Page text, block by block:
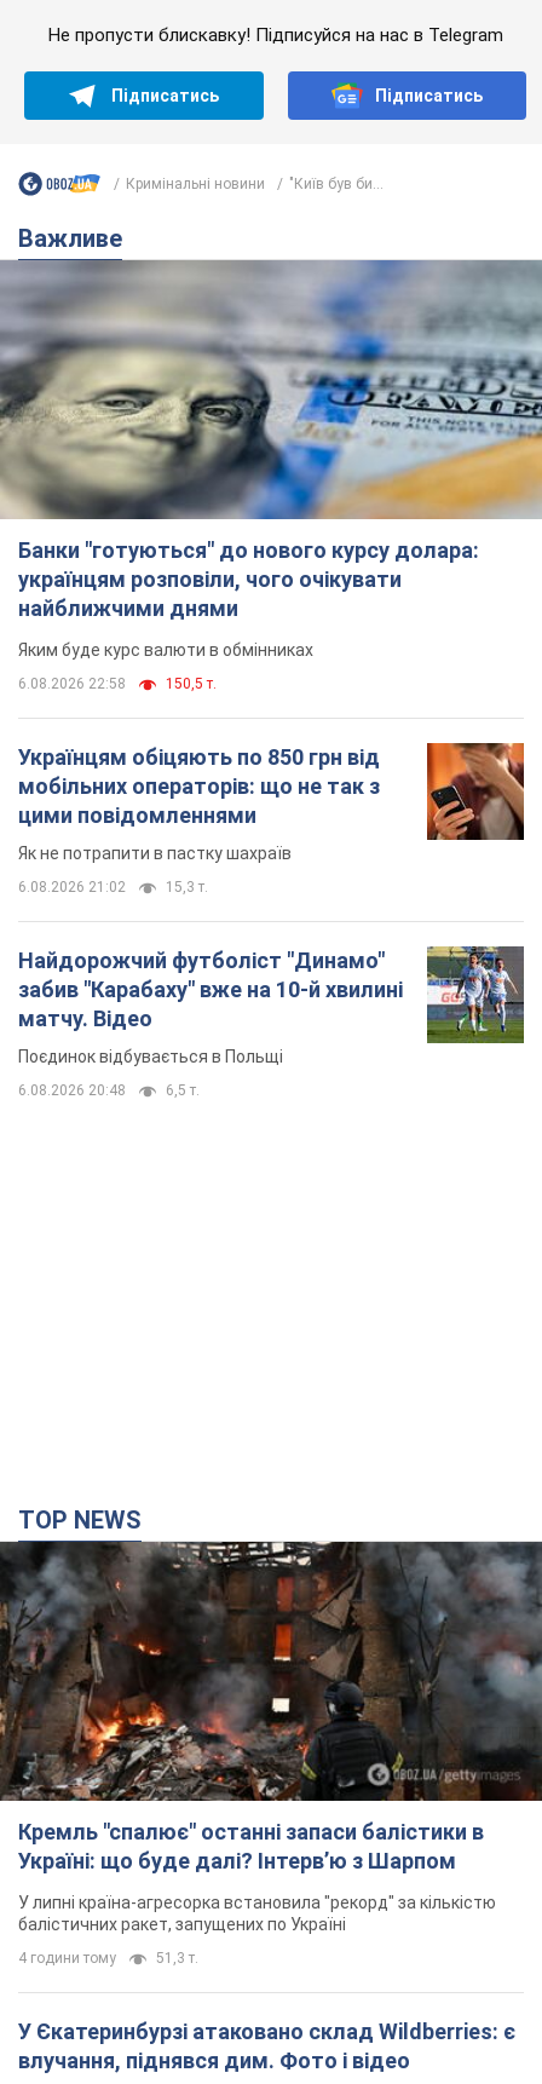
Не пропусти блискавку! Підписуйся на нас в Telegram
Підписатись Підписатись
Кримінальні новини "Київ був би...
Важливе
Банки "готуються" до нового курсу долара:
українцям розповіли, чого очікувати
найближчими днями
Яким буде курс валюти в обмінниках
6.08.2026 22:58 150,5 т.
Українцям обіцяють по 850 грн від
мобільних операторів: що не так з
цими повідомленнями
Як не потрапити в пастку шахраїв
6.08.2026 21:02 15,3 т.
Найдорожчий футболіст "Динамо"
забив "Карабаху" вже на 10-й хвилині
матчу. Відео
Поєдинок відбувається в Польщі
6.08.2026 20:48 6,5 т.
TOP NEWS
Кремль "спалює" останні запаси балістики в
Україні: що буде далі? Інтерв’ю з Шарпом
У липні країна-агресорка встановила "рекорд" за кількістю
балістичних ракет, запущених по Україні
4 години тому 51,3 т.
У Єкатеринбурзі атаковано склад Wildberries: є
влучання, піднявся дим. Фото і відео